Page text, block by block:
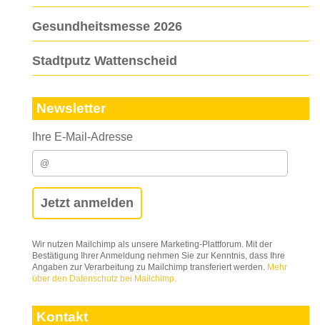
Gesundheitsmesse 2026
Stadtputz Wattenscheid
Newsletter
Ihre E-Mail-Adresse
Wir nutzen Mailchimp als unsere Marketing-Plattforum. Mit der
Bestätigung Ihrer Anmeldung nehmen Sie zur Kenntnis, dass Ihre
Angaben zur Verarbeitung zu Mailchimp transferiert werden. Mehr
über den Datenschutz bei Mailchimp.
Kontakt